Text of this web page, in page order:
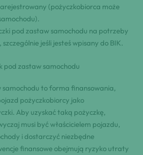
(pożyczkobiorca może
pod zastaw samochodu na potrzeby
jeśli jesteś wpisany do BIK.
pod zastaw samochodu
samochodu to forma finansowania,
pożyczkobiorcy jako
Aby uzyskać taką pożyczkę,
musi być właścicielem pojazdu,
i dostarczyć niezbędne
finansowe obejmują ryzyko utraty